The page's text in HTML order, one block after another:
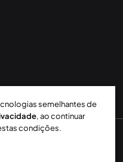
semelhantes de
, ao continuar
condições.